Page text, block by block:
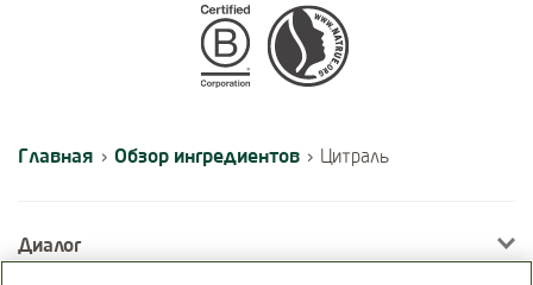
Certifications
Главная › Обзор ингредиентов › Цитраль
Диалог